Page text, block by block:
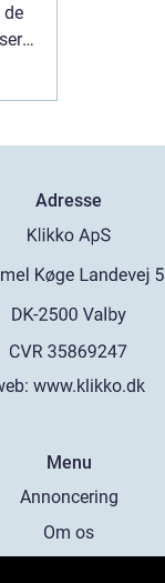
de
Adresse
www.klikko.dk
Menu
Annoncering
Om os